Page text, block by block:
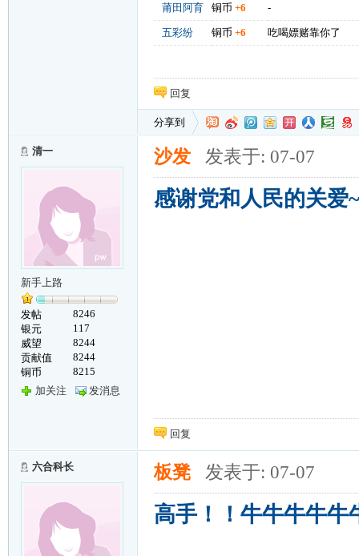
莆田阿育 铜币 +6 -
五彩纷 铜币 +6 吃喝嫖赌靠你了
回复
分享到
清一
新手上路
发帖
8246
银元
117
威望
8244
贡献值
8244
铜币
8215
加关注
发消息
沙发 发表于: 07-07
感谢党和人民的关爱
回复
六合科长 板凳 发表于: 07-07
高手！！牛牛牛牛牛